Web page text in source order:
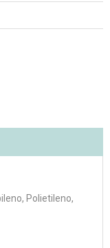
Polietileno,